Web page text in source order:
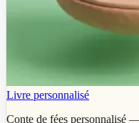
Livre personnalisé
Conte de fées personnalisé